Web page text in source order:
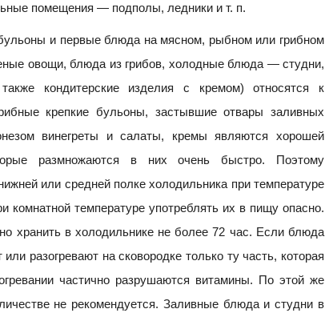
помещения — подполы, ледники и т. п.
и первые блюда на мясном, рыбном или грибном
овощи, блюда из грибов, холодные блюда — студни,
кондитерские изделия с кремом) относятся к
крепкие бульоны, застывшие отвары заливных
винегреты и салаты, кремы являются хорошей
размножаются в них очень быстро. Поэтому
или средней полке холодильника при температуре
температуре употреблять их в пищу опасно.
хранить в холодильнике не более 72 час. Если блюда
разогревают на сковородке только ту часть, которая
частично разрушаются витамины. По этой же
не рекомендуется. Заливные блюда и студни в